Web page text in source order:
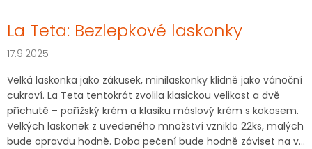
La Teta: Bezlepkové laskonky
17.9.2025
Velká laskonka jako zákusek, minilaskonky klidně jako vánoční
cukroví. La Teta tentokrát zvolila klasickou velikost a dvě
příchutě – pařížský krém a klasiku máslový krém s kokosem.
Velkých laskonek z uvedeného množství vzniklo 22ks, malých
bude opravdu hodně. Doba pečení bude hodně záviset na v...